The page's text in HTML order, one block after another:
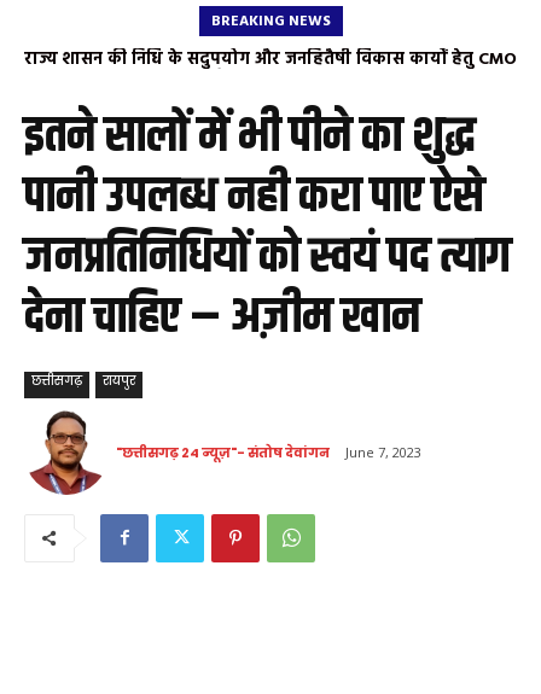
BREAKING NEWS
राज्य शासन की निधि के सदुपयोग और जनहितैषी विकास कार्यों हेतु CMO
औचित्यहीन कार्यों को निरस्त कर नए प्रस्ताव भेजने की उठाई मांग
इतने सालों में भी पीने का शुद्ध
पानी उपलब्ध नही करा पाए ऐसे
जनप्रतिनिधियों को स्वयं पद त्याग
देना चाहिए – अज़ीम खान
छत्तीसगढ़ रायपुर
"छत्तीसगढ़ 24 न्यूज़"- संतोष देवांगन June 7, 2023